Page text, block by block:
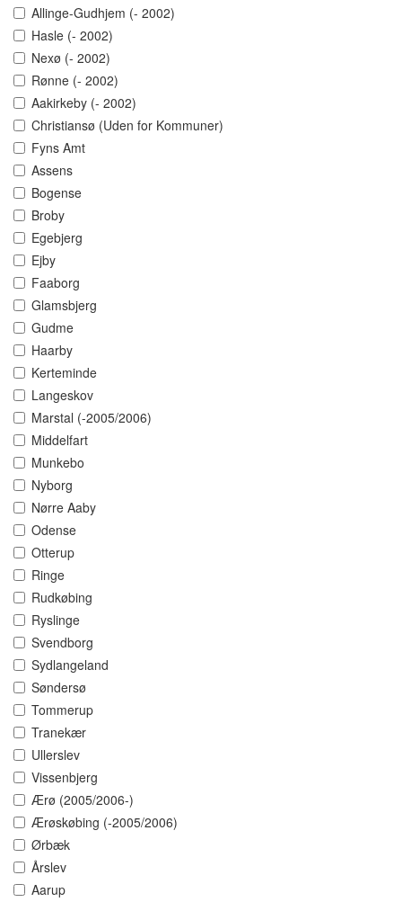
Allinge-Gudhjem (- 2002)
Hasle (- 2002)
Nexø (- 2002)
Rønne (- 2002)
Aakirkeby (- 2002)
Christiansø (Uden for Kommuner)
Fyns Amt
Assens
Bogense
Broby
Egebjerg
Ejby
Faaborg
Glamsbjerg
Gudme
Haarby
Kerteminde
Langeskov
Marstal (-2005/2006)
Middelfart
Munkebo
Nyborg
Nørre Aaby
Odense
Otterup
Ringe
Rudkøbing
Ryslinge
Svendborg
Sydlangeland
Søndersø
Tommerup
Tranekær
Ullerslev
Vissenbjerg
Ærø (2005/2006-)
Ærøskøbing (-2005/2006)
Ørbæk
Årslev
Aarup